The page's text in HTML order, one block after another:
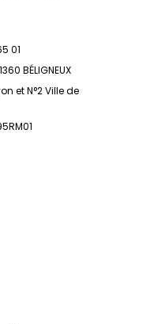
01
BÉLIGNEUX
et N°2 Ville de